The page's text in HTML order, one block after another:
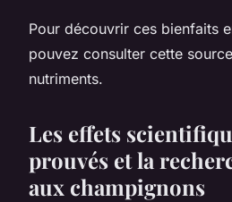
Pour découvrir ces bienfaits
pouvez consulter cette
nutriments.
Les effets
prouvés et la
aux champignons